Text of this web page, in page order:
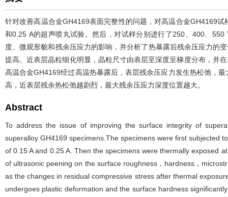
针对改善高温合金GH4169表面完整性的问题，对高温合金GH4169
和0.25 A的超声喷丸试验。然后，对试样分别进行了250、400、
度、微观形貌和残余压应力的影响，并分析了热暴露后残余压应力的
提高。近表层晶粒细化明显，晶粒尺寸由表层至深度呈梯度分布，并
高温合金GH4169经过高温热暴露后，表层残余压应力发生热松弛，
高，近表层残余热松弛越剧烈，最大残余压应力深度位置越大。
Abstract
To address the issue of improving the surface integrity of
superalloy GH4169 specimens.The specimens were first subjected
of 0.15 A and 0.25 A. Then the specimens were thermally exposed
of ultrasonic peening on the surface roughness，hardness，
as the changes in residual compressive stress after thermal
undergoes plastic deformation and the surface hardness